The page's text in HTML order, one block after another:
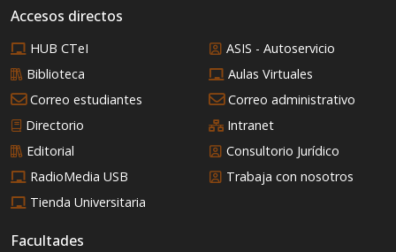
Accesos directos
HUB CTeI
ASIS - Autoservicio
Biblioteca
Aulas Virtuales
Correo estudiantes
Correo administrativo
Directorio
Intranet
Editorial
Consultorio Jurídico
RadioMedia USB
Trabaja con nosotros
Tienda Universitaria
Facultades